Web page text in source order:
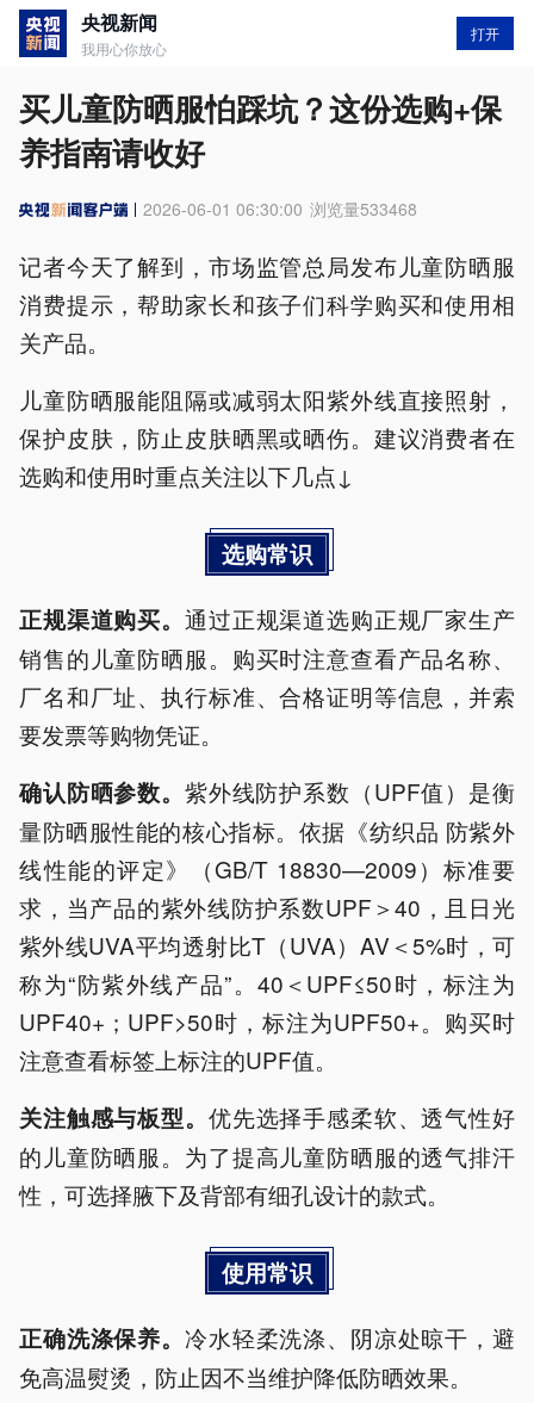
央视新闻
我用心你放心
打开
买儿童防晒服怕踩坑？这份选购+保
养指南请收好
2026-06-01 06:30:00 浏览量533468
记者今天了解到，市场监管总局发布儿童防晒服
消费提示，帮助家长和孩子们科学购买和使用相
关产品。
儿童防晒服能阻隔或减弱太阳紫外线直接照射，
保护皮肤，防止皮肤晒黑或晒伤。建议消费者在
选购和使用时重点关注以下几点↓
选购常识
正规渠道购买。 通过正规渠道选购正规厂家生产
销售的儿童防晒服。购买时注意查看产品名称、
厂名和厂址、执行标准、合格证明等信息，并索
要发票等购物凭证。
确认防晒参数。 紫外线防护系数（UPF值）是衡
量防晒服性能的核心指标。依据《纺织品 防紫外
线性能的评定》（GB/T 18830—2009）标准要
求，当产品的紫外线防护系数UPF＞40，且日光
紫外线UVA平均透射比T（UVA）AV＜5%时，可
称为“防紫外线产品”。40＜UPF≤50时，标注为
UPF40+；UPF>50时，标注为UPF50+。购买时
注意查看标签上标注的UPF值。
关注触感与板型。 优先选择手感柔软、透气性好
的儿童防晒服。为了提高儿童防晒服的透气排汗
性，可选择腋下及背部有细孔设计的款式。
使用常识
正确洗涤保养。 冷水轻柔洗涤、阴凉处晾干，避
免高温熨烫，防止因不当维护降低防晒效果。